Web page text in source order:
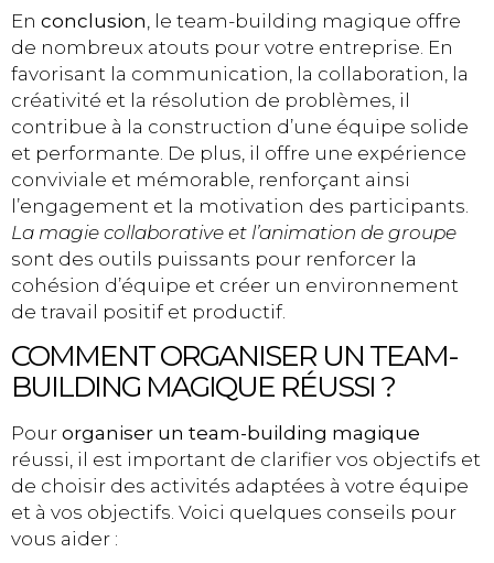
En conclusion , le team-building magique offre
de nombreux atouts pour votre entreprise. En
favorisant la communication, la collaboration, la
créativité et la résolution de problèmes, il
contribue à la construction d’une équipe solide
et performante. De plus, il offre une expérience
conviviale et mémorable, renforçant ainsi
l’engagement et la motivation des participants.
La magie collaborative et l’animation de groupe
sont des outils puissants pour renforcer la
cohésion d’équipe et créer un environnement
de travail positif et productif.
COMMENT ORGANISER UN TEAM-
BUILDING MAGIQUE RÉUSSI ?
Pour organiser un team-building magique
réussi, il est important de clarifier vos objectifs et
de choisir des activités adaptées à votre équipe
et à vos objectifs. Voici quelques conseils pour
vous aider :